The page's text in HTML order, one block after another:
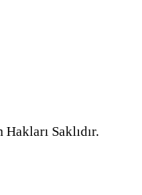
Saklıdır.